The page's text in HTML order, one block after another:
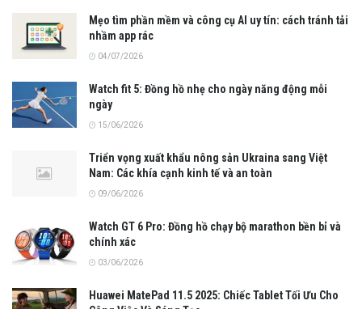
Mẹo tìm phần mềm và công cụ AI uy tín: cách tránh tải
nhầm app rác
04/07/2026
Watch fit 5: Đồng hồ nhẹ cho ngày năng động mỗi
ngày
15/06/2026
Triển vọng xuất khẩu nông sản Ukraina sang Việt
Nam: Các khía cạnh kinh tế và an toàn
09/06/2026
Watch GT 6 Pro: Đồng hồ chạy bộ marathon bền bỉ và
chính xác
03/06/2026
Huawei MatePad 11.5 2025: Chiếc Tablet Tối Ưu Cho